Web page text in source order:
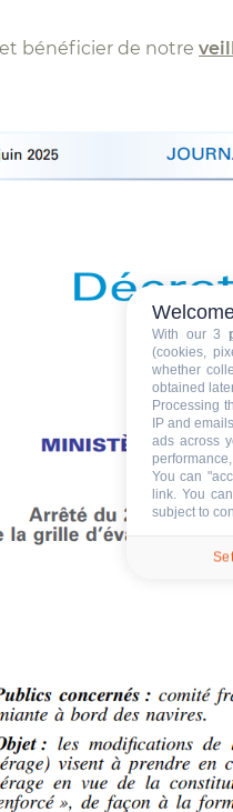
bénéficier de notre
With our 3
(cookies,
whether
obtained
Processing
IP and
ads across
You can
link . You
subject to